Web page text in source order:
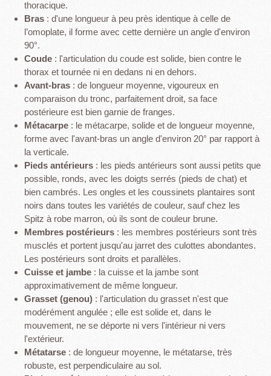
thoracique.
Bras : d'une longueur à peu près identique à celle de
l’omoplate, il forme avec cette dernière un angle d'environ
90°.
Coude : l'articulation du coude est solide, bien contre le
thorax et tournée ni en dedans ni en dehors.
Avant-bras : de longueur moyenne, vigoureux en
comparaison du tronc, parfaitement droit, sa face
postérieure est bien garnie de franges.
Métacarpe : le métacarpe, solide et de longueur moyenne,
forme avec l'avant-bras un angle d'environ 20° par rapport à
la verticale.
Pieds antérieurs : les pieds antérieurs sont aussi petits que
possible, ronds, avec les doigts serrés (pieds de chat) et
bien cambrés. Les ongles et les coussinets plantaires sont
noirs dans toutes les variétés de couleur, sauf chez les
Spitz à robe marron, où ils sont de couleur brune.
Membres postérieurs : les membres postérieurs sont très
musclés et portent jusqu'au jarret des culottes abondantes.
Les postérieurs sont droits et parallèles.
Cuisse et jambe : la cuisse et la jambe sont
approximativement de même longueur.
Grasset (genou) : l'articulation du grasset n'est que
modérément angulée ; elle est solide et, dans le
mouvement, ne se déporte ni vers l'intérieur ni vers
l'extérieur.
Métatarse : de longueur moyenne, le métatarse, très
robuste, est perpendiculaire au sol.